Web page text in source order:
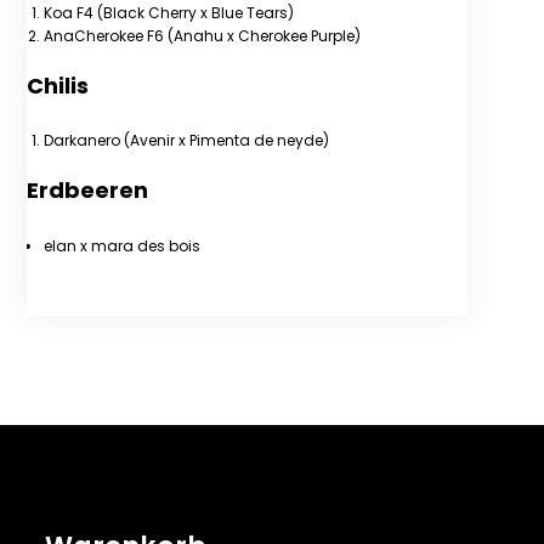
Koa F4 (Black Cherry x Blue Tears)
AnaCherokee F6 (Anahu x Cherokee Purple)
Chilis
Darkanero (Avenir x Pimenta de neyde)
Erdbeeren
elan x mara des bois